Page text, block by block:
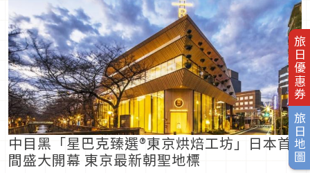
旅日優惠券
旅日地圖
中目黑「星巴克臻選®東京烘焙工坊」日本首
間盛大開幕 東京最新朝聖地標